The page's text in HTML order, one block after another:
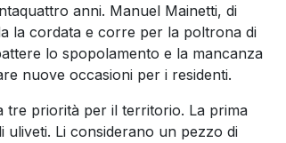
anni. Manuel Mainetti, di
la cordata e corre per la poltrona di
lo spopolamento e la mancanza
nuove occasioni per i residenti.
tre priorità per il territorio. La prima
uliveti. Li considerano un pezzo di